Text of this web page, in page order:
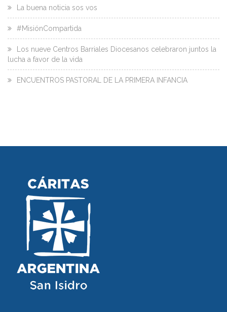
La buena noticia sos vos
#MisiónCompartida
Los nueve Centros Barriales Diocesanos celebraron juntos la
lucha a favor de la vida
ENCUENTROS PASTORAL DE LA PRIMERA INFANCIA